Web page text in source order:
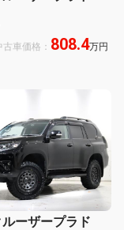
古車価格： 808.4万円
ーザープラド